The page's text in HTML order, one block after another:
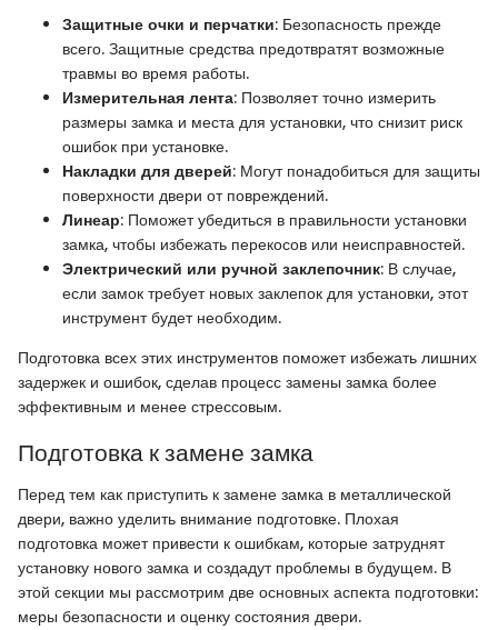
Защитные очки и перчатки: Безопасность прежде
всего. Защитные средства предотвратят возможные
травмы во время работы.
Измерительная лента: Позволяет точно измерить
размеры замка и места для установки, что снизит риск
ошибок при установке.
Накладки для дверей: Могут понадобиться для защиты
поверхности двери от повреждений.
Линеар: Поможет убедиться в правильности установки
замка, чтобы избежать перекосов или неисправностей.
Электрический или ручной заклепочник: В случае,
если замок требует новых заклепок для установки, этот
инструмент будет необходим.
Подготовка всех этих инструментов поможет избежать лишних
задержек и ошибок, сделав процесс замены замка более
эффективным и менее стрессовым.
Подготовка к замене замка
Перед тем как приступить к замене замка в металлической
двери, важно уделить внимание подготовке. Плохая
подготовка может привести к ошибкам, которые затруднят
установку нового замка и создадут проблемы в будущем. В
этой секции мы рассмотрим две основных аспекта подготовки:
меры безопасности и оценку состояния двери.